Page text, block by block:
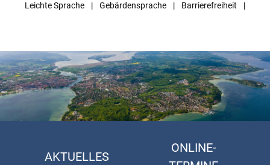
Leichte Sprache Gebärdensprache Barrierefreiheit
AKTUELLES
ONLINE-